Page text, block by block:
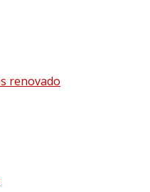
renovado